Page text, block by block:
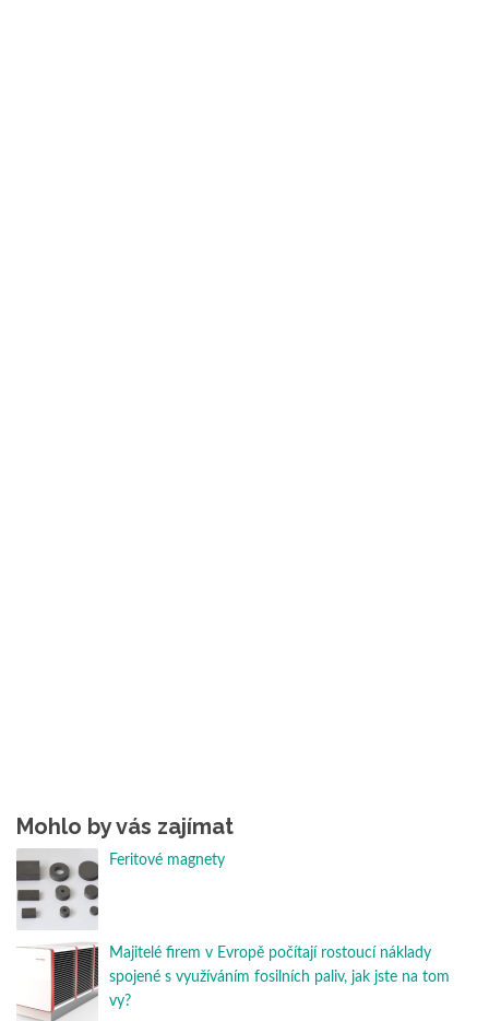
Mohlo by vás zajímat
Feritové magnety
Majitelé firem v Evropě počítají rostoucí náklady
spojené s využíváním fosilních paliv, jak jste na tom
vy?